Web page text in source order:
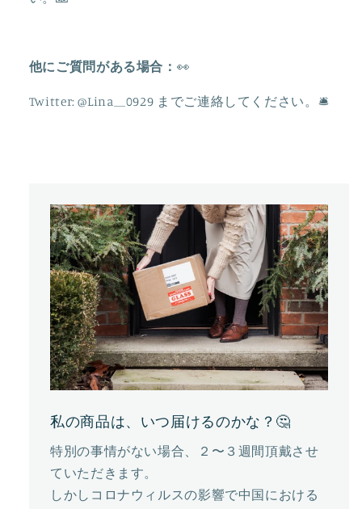
他にご質問がある場合： 👀
Twitter: @Lina__0929 までご連絡してください。 🛎
私の商品は、いつ届けるのかな？🤔
特別の事情がない場合、２〜３週間頂戴させ
ていただきます。
しかしコロナウィルスの影響で中国における